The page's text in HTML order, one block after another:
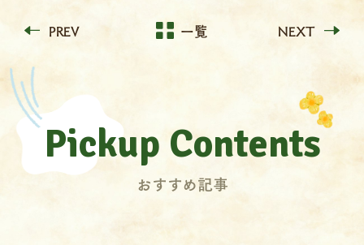
PREV NEXT
一覧
Pickup Contents
おすすめ記事